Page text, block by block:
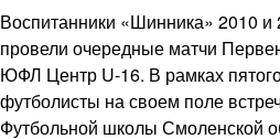
Воспитанники «Шинника» 2010 и
провели очередные матчи
ЮФЛ Центр U-16. В рамках
футболисты на своем поле
Футбольной школы Смоленской